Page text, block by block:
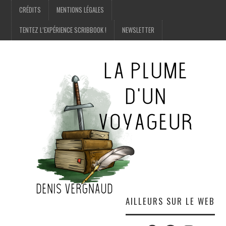
CRÉDITS MENTIONS LÉGALES
TENTEZ L’EXPÉRIENCE SCRIBBOOK ! NEWSLETTER
AILLEURS SUR LE WEB